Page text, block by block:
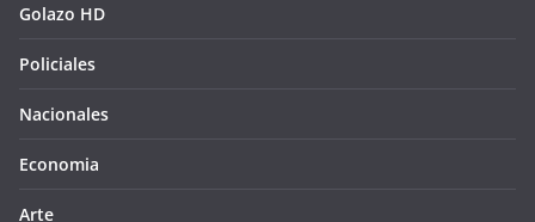
Golazo HD
Policiales
Nacionales
Economia
Arte